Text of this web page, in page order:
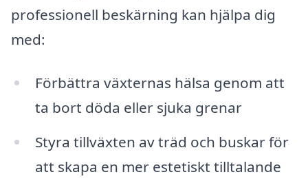
professionell beskärning kan hjälpa dig
med:
Förbättra växternas hälsa genom att
ta bort döda eller sjuka grenar
Styra tillväxten av träd och buskar för
att skapa en mer estetiskt tilltalande